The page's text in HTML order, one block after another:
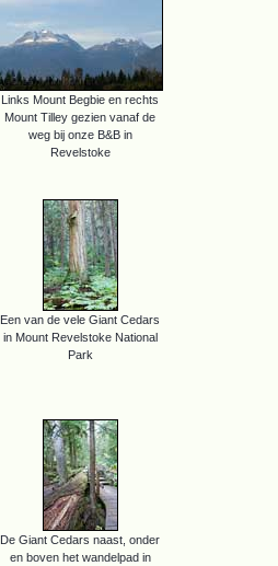
Links Mount Begbie en rechts
Mount Tilley gezien vanaf de
weg bij onze B&B in
Revelstoke
Een van de vele Giant Cedars
in Mount Revelstoke National
Park
De Giant Cedars naast, onder
en boven het wandelpad in